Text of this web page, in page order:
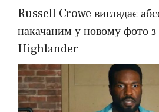
Russell Crowe виглядає
накачаним у новому фото
Highlander